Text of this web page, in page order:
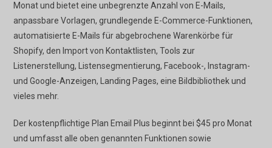
Monat und bietet eine unbegrenzte Anzahl von E-Mails,
anpassbare Vorlagen, grundlegende E-Commerce-Funktionen,
automatisierte E-Mails für abgebrochene Warenkörbe für
Shopify, den Import von Kontaktlisten, Tools zur
Listenerstellung, Listensegmentierung, Facebook-, Instagram-
und Google-Anzeigen, Landing Pages, eine Bildbibliothek und
vieles mehr.
Der kostenpflichtige Plan Email Plus beginnt bei $45 pro Monat
und umfasst alle oben genannten Funktionen sowie